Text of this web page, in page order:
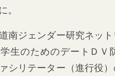
。
南ジェンダー研究ネッ
生のためのデートＤＶ
シリテーター（進行役